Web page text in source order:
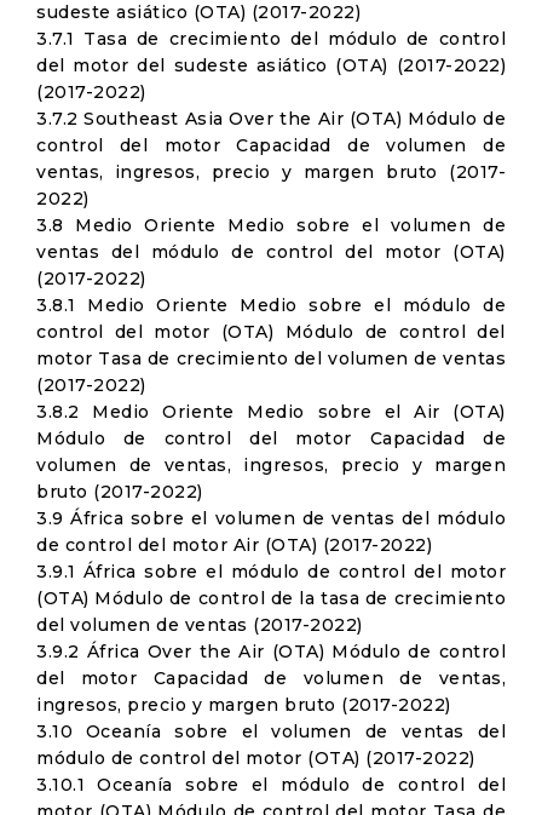
sudeste asiático (OTA) (2017-2022)
3.7.1 Tasa de crecimiento del módulo de control
del motor del sudeste asiático (OTA) (2017-2022)
(2017-2022)
3.7.2 Southeast Asia Over the Air (OTA) Módulo de
control del motor Capacidad de volumen de
ventas, ingresos, precio y margen bruto (2017-
2022)
3.8 Medio Oriente Medio sobre el volumen de
ventas del módulo de control del motor (OTA)
(2017-2022)
3.8.1 Medio Oriente Medio sobre el módulo de
control del motor (OTA) Módulo de control del
motor Tasa de crecimiento del volumen de ventas
(2017-2022)
3.8.2 Medio Oriente Medio sobre el Air (OTA)
Módulo de control del motor Capacidad de
volumen de ventas, ingresos, precio y margen
bruto (2017-2022)
3.9 África sobre el volumen de ventas del módulo
de control del motor Air (OTA) (2017-2022)
3.9.1 África sobre el módulo de control del motor
(OTA) Módulo de control de la tasa de crecimiento
del volumen de ventas (2017-2022)
3.9.2 África Over the Air (OTA) Módulo de control
del motor Capacidad de volumen de ventas,
ingresos, precio y margen bruto (2017-2022)
3.10 Oceanía sobre el volumen de ventas del
módulo de control del motor (OTA) (2017-2022)
3.10.1 Oceanía sobre el módulo de control del